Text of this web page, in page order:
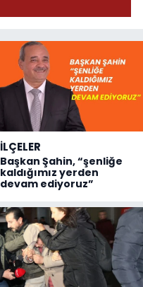
İLÇELER
Başkan Şahin, “şenliğe
kaldığımız yerden
devam ediyoruz”